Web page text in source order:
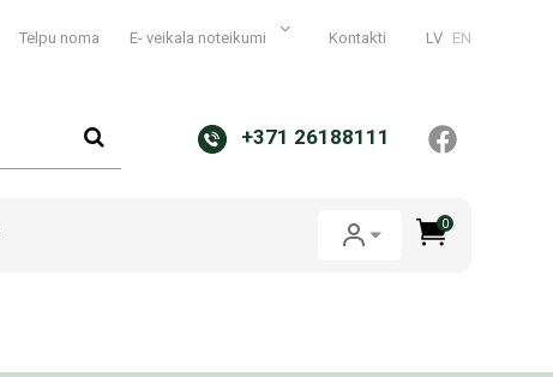
Telpu noma E- veikala noteikumi Kontakti LV EN
+371 26188111
0